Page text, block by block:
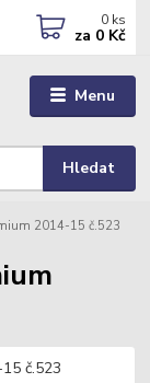
Menu
Hledat
0 ks
za 0 Kč
2014-15 č.523